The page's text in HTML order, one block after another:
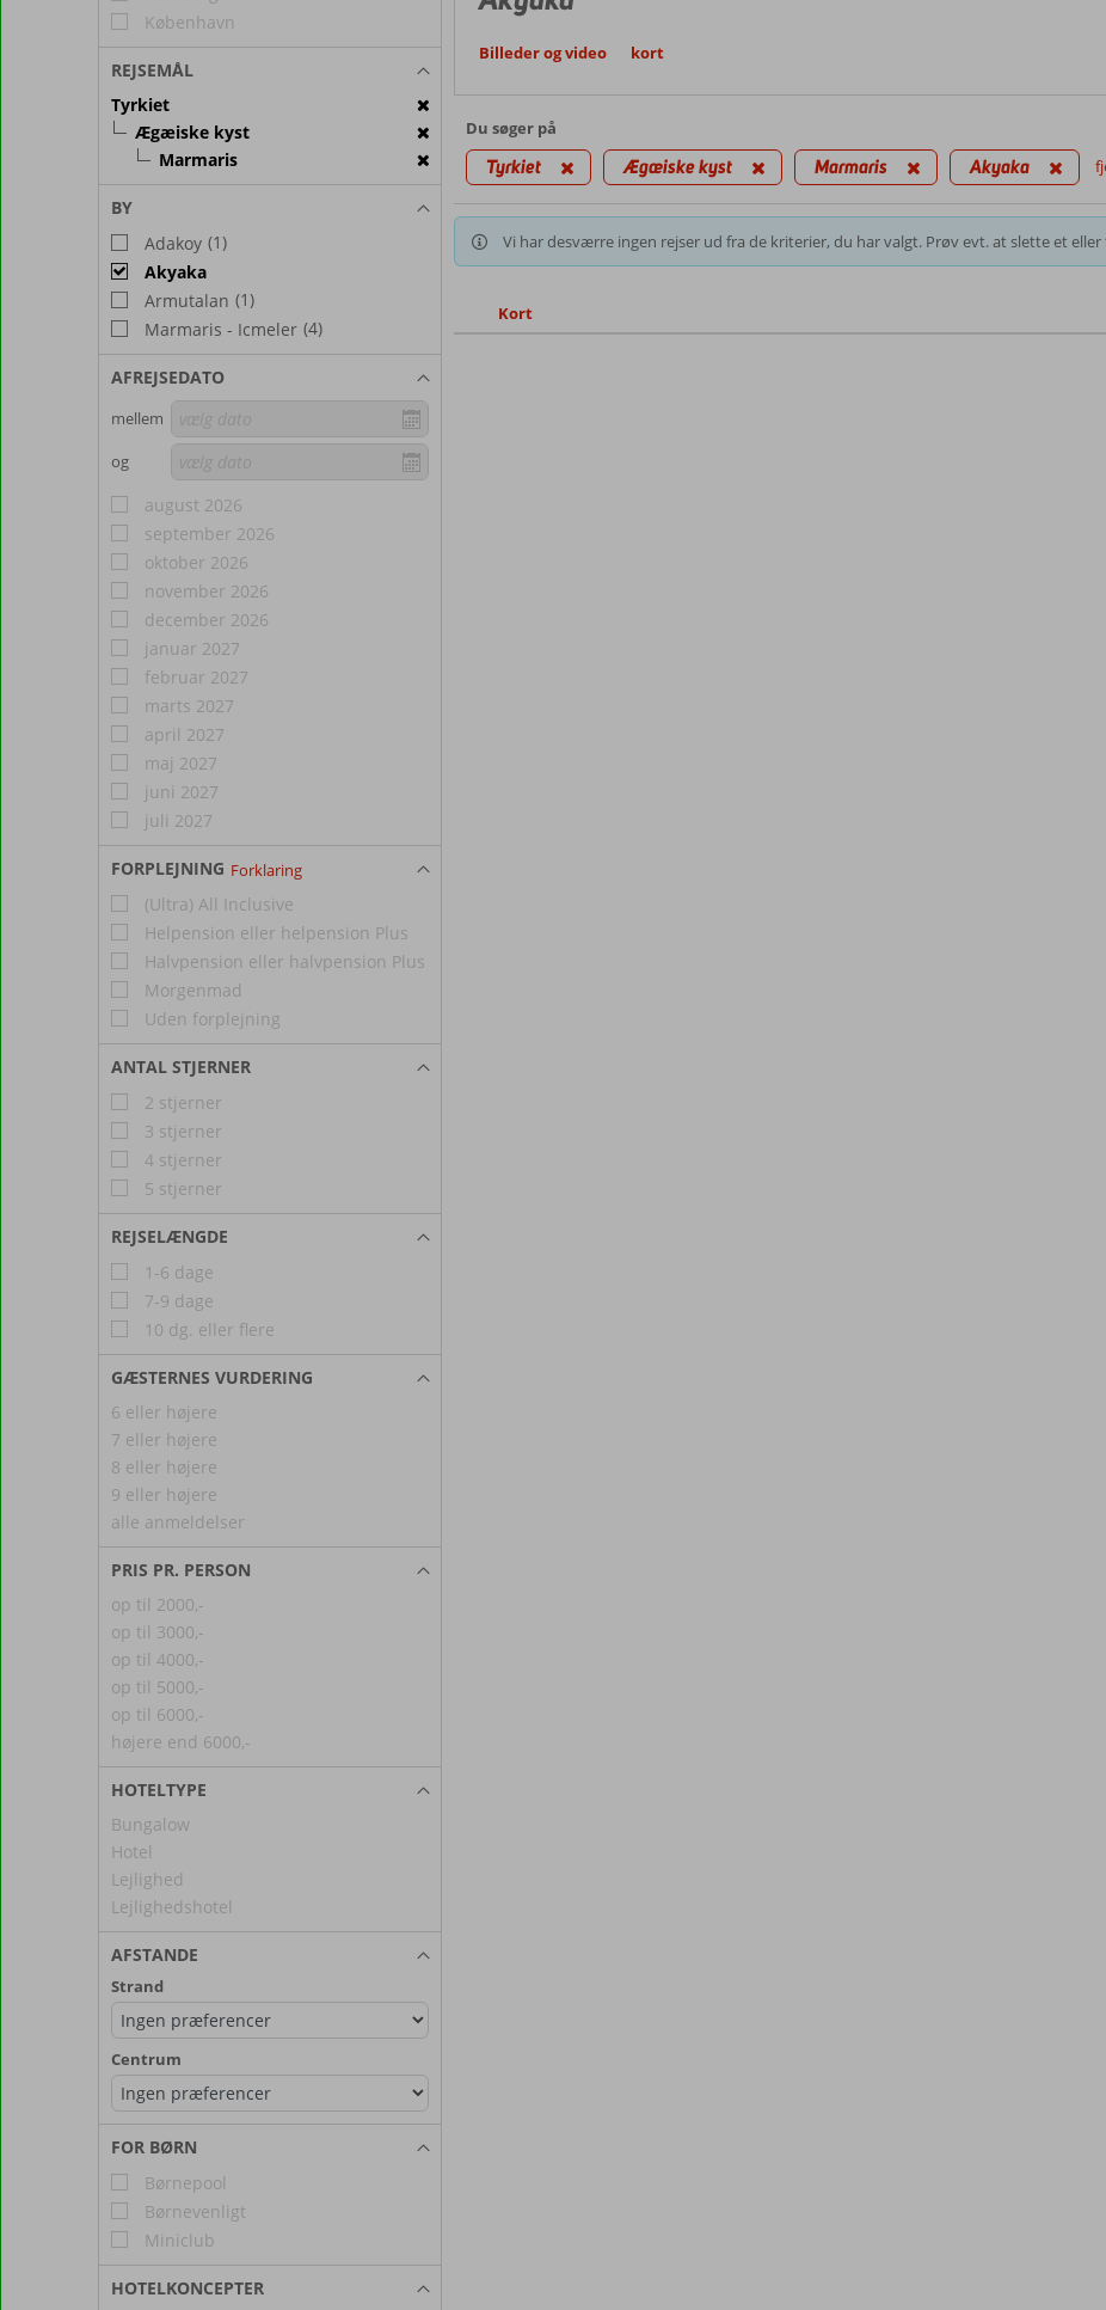
København
REJSEMÅL
Tyrkiet
Ægæiske kyst
Marmaris
BY
Adakoy (1)
Akyaka
Armutalan (1)
Marmaris - Icmeler (4)
AFREJSEDATO
mellem
og
august 2026
september 2026
oktober 2026
november 2026
december 2026
januar 2027
februar 2027
marts 2027
april 2027
maj 2027
juni 2027
juli 2027
FORPLEJNING Forklaring
(Ultra) All Inclusive
Helpension eller helpension Plus
Halvpension eller halvpension Plus
Morgenmad
Uden forplejning
ANTAL STJERNER
2 stjerner
3 stjerner
4 stjerner
5 stjerner
REJSELÆNGDE
1-6 dage
7-9 dage
10 dg. eller flere
GÆSTERNES VURDERING
6 eller højere
7 eller højere
8 eller højere
9 eller højere
alle anmeldelser
PRIS PR. PERSON
op til 2000,-
op til 3000,-
op til 4000,-
op til 5000,-
op til 6000,-
højere end 6000,-
HOTELTYPE
Bungalow
Hotel
Lejlighed
Lejlighedshotel
AFSTANDE
Strand
Centrum
FOR BØRN
Børnepool
Børnevenligt
Miniclub
HOTELKONCEPTER
Billeder og video kort
Du søger på
Tyrkiet Ægæiske kyst Marmaris Akyaka
Vi har desværre ingen rejser ud fra de kriterier, du har valgt. Prøv evt. at slette et
Kort